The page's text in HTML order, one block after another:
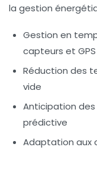
la gestion
Gestion en
capteurs et GPS
Réduction des
vide
Anticipation
prédictive
Adaptation aux